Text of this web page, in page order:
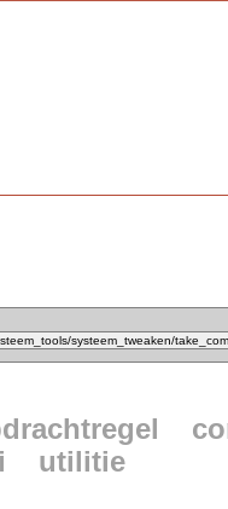
utilitie